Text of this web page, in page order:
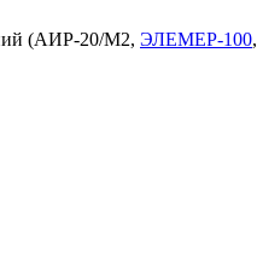
(АИР-20/М2, ЭЛЕМЕР-100,